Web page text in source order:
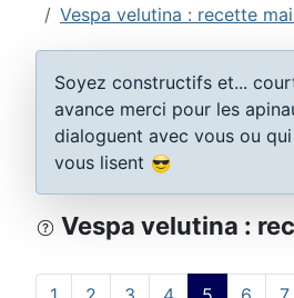
Vespa velutina : recette
Soyez constructifs et...
avance merci pour les
dialoguent avec vous ou
vous lisent
Vespa velutina :